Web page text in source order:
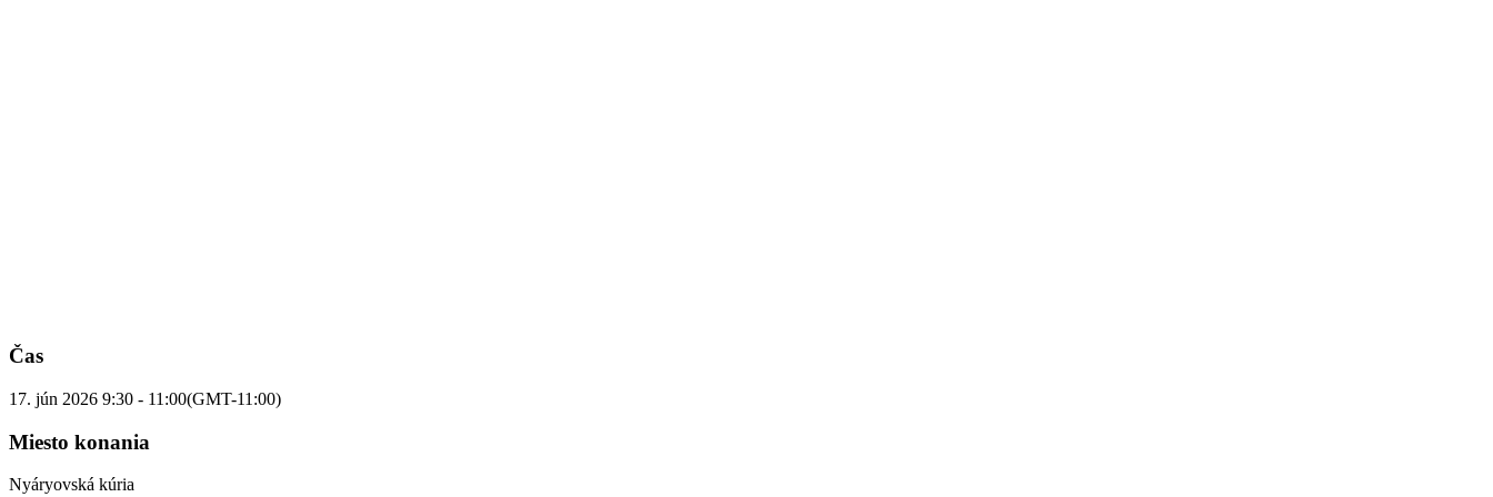
Čas
17. jún 2026 9:30 - 11:00(GMT-11:00)
Miesto konania
Nyáryovská kúria